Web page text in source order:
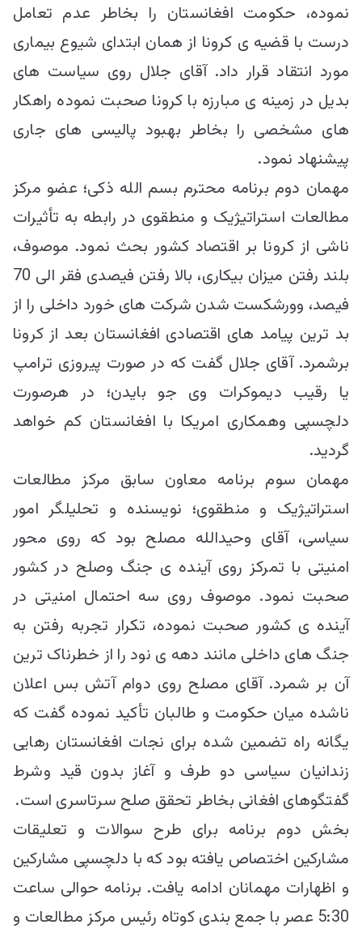
نموده، حکومت افغانستان را بخاطر عدم تعامل
درست با قضیه ی کرونا از همان ابتدای شیوع بیماری
مورد انتقاد قرار داد. آقای جلال روی سیاست های
بدیل در زمینه ی مبارزه با کرونا صحبت نموده راهکار
های مشخصی را بخاطر بهبود پالیسی های جاری
پیشنهاد نمود.
مهمان دوم برنامه محترم بسم الله ذکی؛ عضو مرکز
مطالعات استراتیژیک و منطقوی در رابطه به تأثیرات
ناشی از کرونا بر اقتصاد کشور بحث نمود. موصوف،
بلند رفتن میزان بیکاری، بالا رفتن فیصدی فقر الی 70
فیصد، وورشکست شدن شرکت های خورد داخلی را از
بد ترین پیامد های اقتصادی افغانستان بعد از کرونا
برشمرد. آقای جلال گفت که در صورت پیروزی ترامپ
یا رقیب دیموکرات وی جو بایدن؛ در هرصورت
دلچسپی وهمکاری امریکا با افغانستان کم خواهد
گردید.
مهمان سوم برنامه معاون سابق مرکز مطالعات
استراتیژیک و منطقوی؛ نویسنده و تحلیلگر امور
سیاسی، آقای وحیدالله مصلح بود که روی محور
امنیتی با تمرکز روی آینده ی جنگ وصلح در کشور
صحبت نمود. موصوف روی سه احتمال امنیتی در
آینده ی کشور صحبت نموده، تکرار تجربه رفتن به
جنگ های داخلی مانند دهه ی نود را از خطرناک ترین
آن بر شمرد. آقای مصلح روی دوام آتش بس اعلان
ناشده میان حکومت و طالبان تأکید نموده گفت که
یگانه راه تضمین شده برای نجات افغانستان رهایی
زندانیان سیاسی دو طرف و آغاز بدون قید وشرط
گفتگوهای افغانی بخاطر تحقق صلح سرتاسری است.
بخش دوم برنامه برای طرح سوالات و تعلیقات
مشارکین اختصاص یافته بود که با دلچسپی مشارکین
و اظهارات مهمانان ادامه یافت. برنامه حوالی ساعت
5:30 عصر با جمع بندی کوتاه رئیس مرکز مطالعات و